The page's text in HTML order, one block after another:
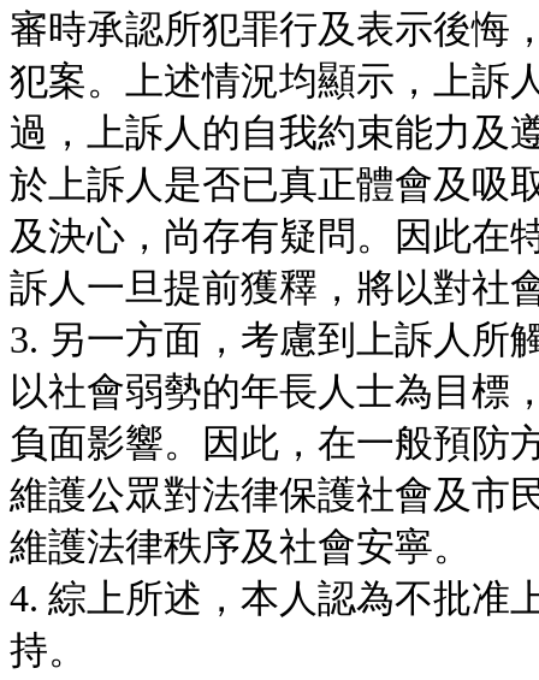
審時承認所犯罪行及表示後悔
犯案。上述情況均顯示，上訴
過，上訴人的自我約束能力及
於上訴人是否已真正體會及吸
及決心，尚存有疑問。因此在
訴人一旦提前獲釋，將以對社
3. 另一方面，考慮到上訴人所
以社會弱勢的年長人士為目標
負面影響。因此，在一般預防
維護公眾對法律保護社會及市
維護法律秩序及社會安寧。
4. 綜上所述，本人認為不批准
持。